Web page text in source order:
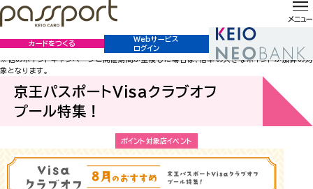
メニュー
カードをつくる
Webサービス
ログイン
ホーム おすすめ情報 京王パスポートVisaクラブオフ プール特集！
おすすめ情報
※いずれのキャンペーンも主催都合により中止となる場合がございますことご了承くださ
い。
※他のポイントキャンペーンと開催期間が重複した場合は、倍率の大きなポイントが加算の対
象となります。
京王パスポートVisaクラブオフ
プール特集！
ポイント対象店イベント